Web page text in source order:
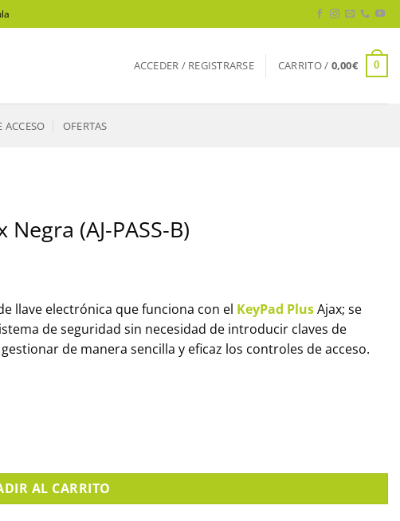
ACCEDER / REGISTRARSE CARRITO / 0,00€ 0
ACCESO OFERTAS
(AJ-PASS-B)
llave electrónica que funciona con el KeyPad PlusAjax; se
de seguridad sin necesidad de introducir claves de
de manera sencilla y eficaz los controles de acceso.
AL CARRITO